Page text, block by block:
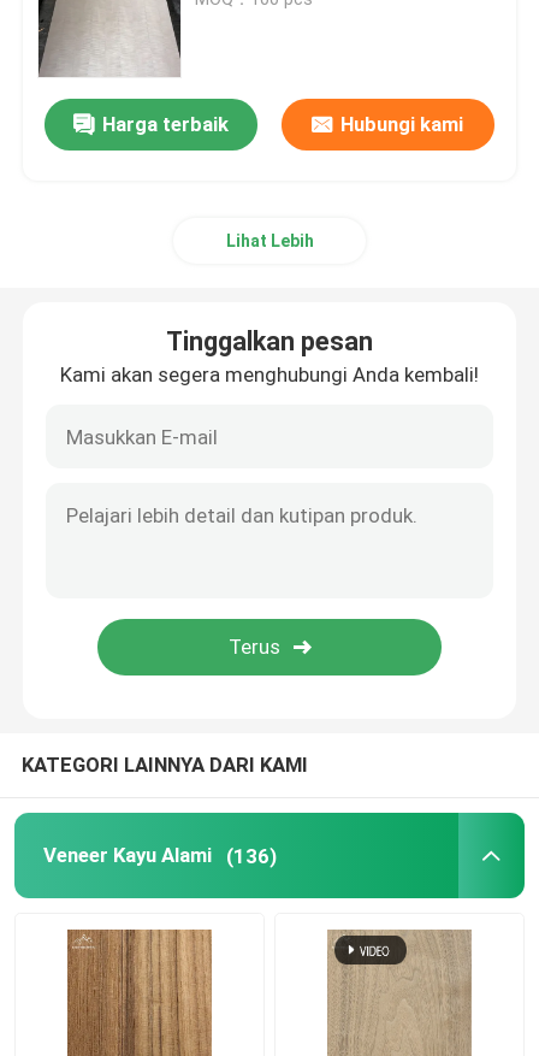
Veneer Kayu Alami
Veneer kayu yang direkayasa
Banding Tepi Kayu
Kayu Lapis Veneer Kayu Keras
Papan Kayu MDF
Papan Sambungan Jari Kayu Karet
Harga terbaik Hubungi kami
Lihat Lebih
Tinggalkan pesan
Kami akan segera menghubungi Anda kembali!
KATEGORI LAINNYA DARI KAMI
Veneer Kayu Alami (136)